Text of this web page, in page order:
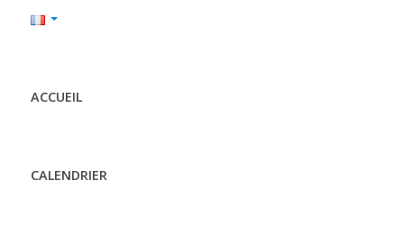
ACCUEIL
CALENDRIER